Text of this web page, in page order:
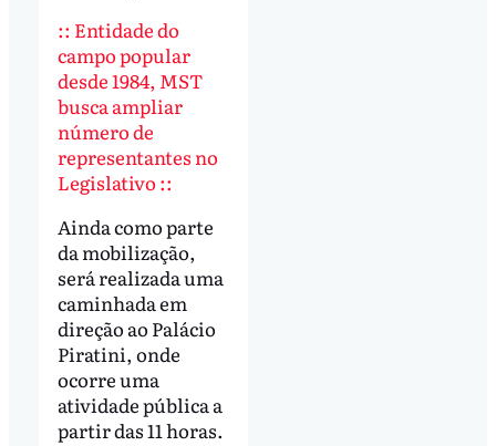
:: Entidade do
campo popular
desde 1984, MST
busca ampliar
número de
representantes no
Legislativo ::
Ainda como parte
da mobilização,
será realizada uma
caminhada em
direção ao Palácio
Piratini, onde
ocorre uma
atividade pública a
partir das 11 horas.